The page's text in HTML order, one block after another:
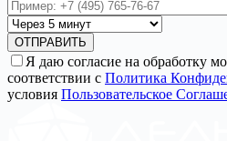
ОТПРАВИТЬ
Я даю согласие на обработку
соответствии с Политика
условия Пользовательское